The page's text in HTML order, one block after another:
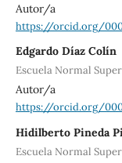
Autor/a
https://orcid.org/
Edgardo Díaz Colín
Escuela Normal
Autor/a
https://orcid.org/
Hidilberto Pineda
Escuela Normal